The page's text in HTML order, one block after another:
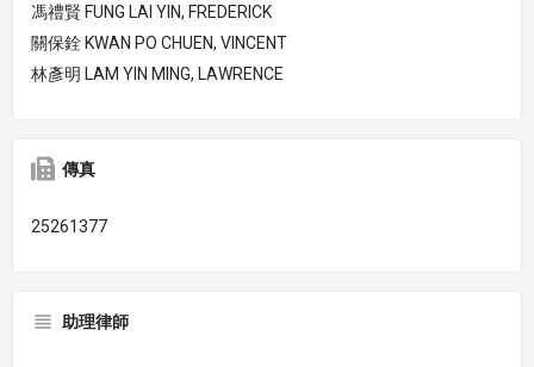
馮禮賢 FUNG LAI YIN, FREDERICK
關保銓 KWAN PO CHUEN, VINCENT
林彥明 LAM YIN MING, LAWRENCE
傳真
25261377
助理律師